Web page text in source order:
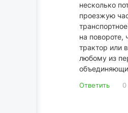
несколько
проезжую
на повороте,
трактор или
любому из
Ответить 0